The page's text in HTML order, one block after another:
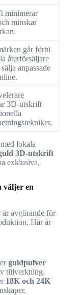
minimerar
minskar
går förbi
återförsäljare
anpassade
3D-utskrift
lokala
3D-utskrift
exklusiva,
väljer en
är avgörande för
Här är
guldpulver
tillverkning.
18K och 24K